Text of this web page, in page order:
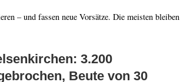
– und fassen neue Vorsätze. Die meisten bleiben
3.200
Beute von 30